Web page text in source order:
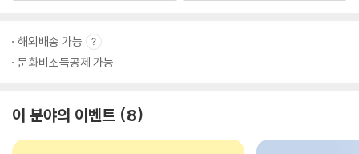
해외배송 가능
문화비소득공제 가능
이 분야의 이벤트 8